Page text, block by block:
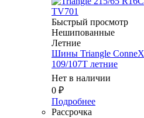
Быстрый просмотр
Нешипованные
Летние
Шины Triangle
109/107T летние
Нет в наличии
0 ₽
Подробнее
Рассрочка